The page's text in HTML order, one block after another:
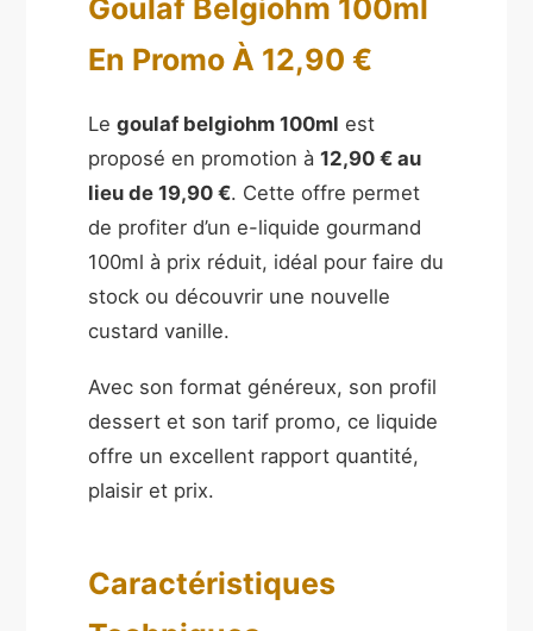
Goulaf Belgiohm 100ml
En Promo À 12,90 €
Legoulaf belgiohm 100ml est
proposé en promotion à12,90 € au
lieu de 19,90 €. Cette offre permet
de profiter d’un e-liquide gourmand
100ml à prix réduit, idéal pour faire du
stock ou découvrir une nouvelle
custard vanille.
Avec son format généreux, son profil
dessert et son tarif promo, ce liquide
offre un excellent rapport quantité,
plaisir et prix.
Caractéristiques